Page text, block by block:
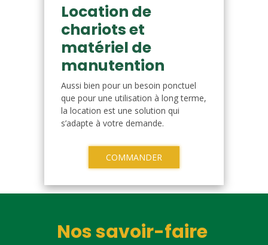
Location de
chariots et
matériel de
manutention
Aussi bien pour un besoin ponctuel
que pour une utilisation à long terme,
la location est une solution qui
s’adapte à votre demande.
COMMANDER
Nos savoir-faire